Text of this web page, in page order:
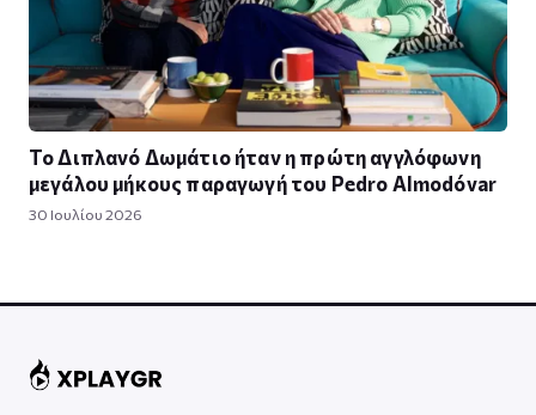
Το Διπλανό Δωμάτιο ήταν η πρώτη αγγλόφωνη
μεγάλου μήκους παραγωγή του Pedro Almodóvar
30 Ιουλίου 2026